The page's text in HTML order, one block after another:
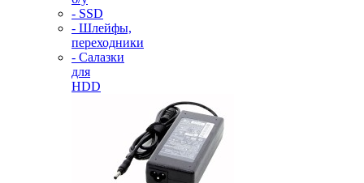
- SSD
- Шлейфы,
переходники
- Салазки
для
HDD